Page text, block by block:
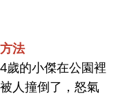
法
歲的小傑在公園裡
人撞倒了，怒氣